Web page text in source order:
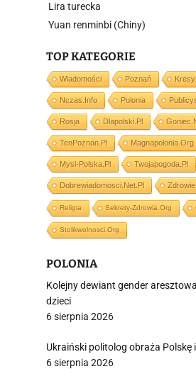
Lira turecka
Yuan renminbi (Chiny)
TOP KATEGORIE
Wiadomości Poznań
Nczas.info Polonia
Rosja Dlapolski.pl
TenPoznan.pl Magnapolonia.org
Mysl-Polska.pl Twojapogoda.pl
Dobrewiadomosci.net.pl Zdrowie
Religia Sekrety-Zdrowia.org
Stolikwolnosci.org
POLONIA
Kolejny dewiant gender
dzieci
6 sierpnia 2026
Ukraiński politolog obraża
6 sierpnia 2026